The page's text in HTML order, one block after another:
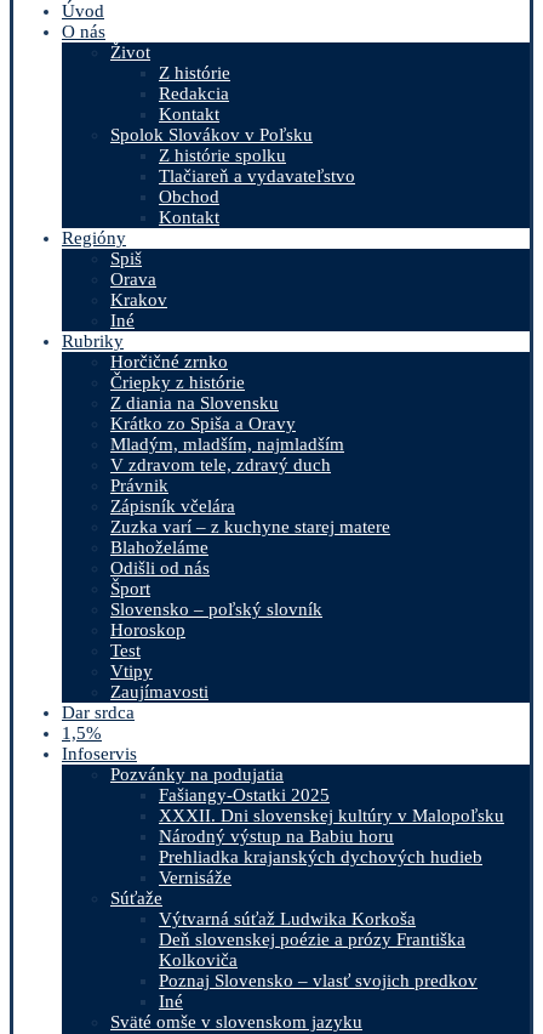
Úvod
O nás
Život
Z histórie
Redakcia
Kontakt
Spolok Slovákov v Poľsku
Z histórie spolku
Tlačiareň a vydavateľstvo
Obchod
Kontakt
Regióny
Spiš
Orava
Krakov
Iné
Rubriky
Horčičné zrnko
Čriepky z histórie
Z diania na Slovensku
Krátko zo Spiša a Oravy
Mladým, mladším, najmladším
V zdravom tele, zdravý duch
Právnik
Zápisník včelára
Zuzka varí – z kuchyne starej matere
Blahoželáme
Odišli od nás
Šport
Slovensko – poľský slovník
Horoskop
Test
Vtipy
Zaujímavosti
Dar srdca
1,5%
Infoservis
Pozvánky na podujatia
Fašiangy-Ostatki 2025
XXXII. Dni slovenskej kultúry v Malopoľsku
Národný výstup na Babiu horu
Prehliadka krajanských dychových hudieb
Vernisáže
Súťaže
Výtvarná súťaž Ludwika Korkoša
Deň slovenskej poézie a prózy Františka
Kolkoviča
Poznaj Slovensko – vlasť svojich predkov
Iné
Sväté omše v slovenskom jazyku